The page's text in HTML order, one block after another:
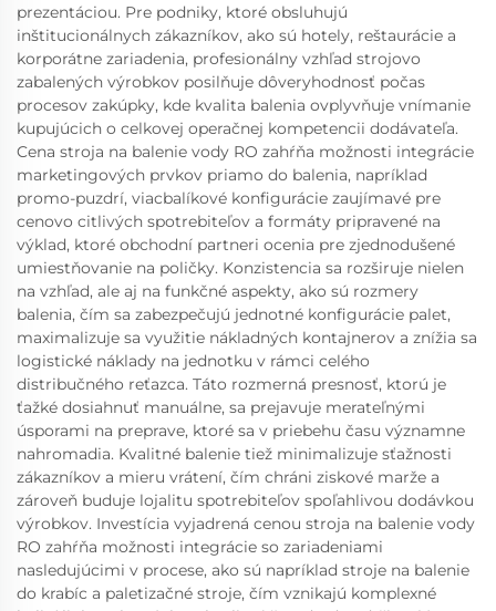
prezentáciou. Pre podniky, ktoré obsluhujú
inštitucionálnych zákazníkov, ako sú hotely, reštaurácie a
korporátne zariadenia, profesionálny vzhľad strojovo
zabalených výrobkov posilňuje dôveryhodnosť počas
procesov zakúpky, kde kvalita balenia ovplyvňuje vnímanie
kupujúcich o celkovej operačnej kompetencii dodávateľa.
Cena stroja na balenie vody RO zahŕňa možnosti integrácie
marketingových prvkov priamo do balenia, napríklad
promo-puzdrí, viacbalíkové konfigurácie zaujímavé pre
cenovo citlivých spotrebiteľov a formáty pripravené na
výklad, ktoré obchodní partneri ocenia pre zjednodušené
umiestňovanie na poličky. Konzistencia sa rozširuje nielen
na vzhľad, ale aj na funkčné aspekty, ako sú rozmery
balenia, čím sa zabezpečujú jednotné konfigurácie palet,
maximalizuje sa využitie nákladných kontajnerov a znížia sa
logistické náklady na jednotku v rámci celého
distribučného reťazca. Táto rozmerná presnosť, ktorú je
ťažké dosiahnuť manuálne, sa prejavuje merateľnými
úsporami na preprave, ktoré sa v priebehu času významne
nahromadia. Kvalitné balenie tiež minimalizuje sťažnosti
zákazníkov a mieru vrátení, čím chráni ziskové marže a
zároveň buduje lojalitu spotrebiteľov spoľahlivou dodávkou
výrobkov. Investícia vyjadrená cenou stroja na balenie vody
RO zahŕňa možnosti integrácie so zariadeniami
nasledujúcimi v procese, ako sú napríklad stroje na balenie
do krabíc a paletizačné stroje, čím vznikajú komplexné